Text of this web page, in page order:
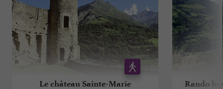
Le château Sainte-Marie
Rando